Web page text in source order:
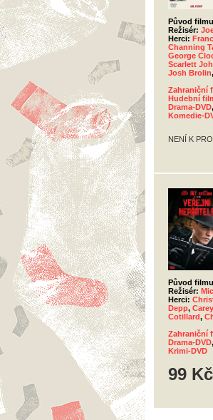
Původ
Režisér:
Herci:
Channing
George
Scarlett
Josh Brolin,
Zahraniční
Hudební
Drama-DVD,
Komedie-
NENÍ K
Původ
Režisér:
Herci:
Depp,
Cotillard,
Zahraniční
Drama-DVD,
Krimi-DVD
99 Kč